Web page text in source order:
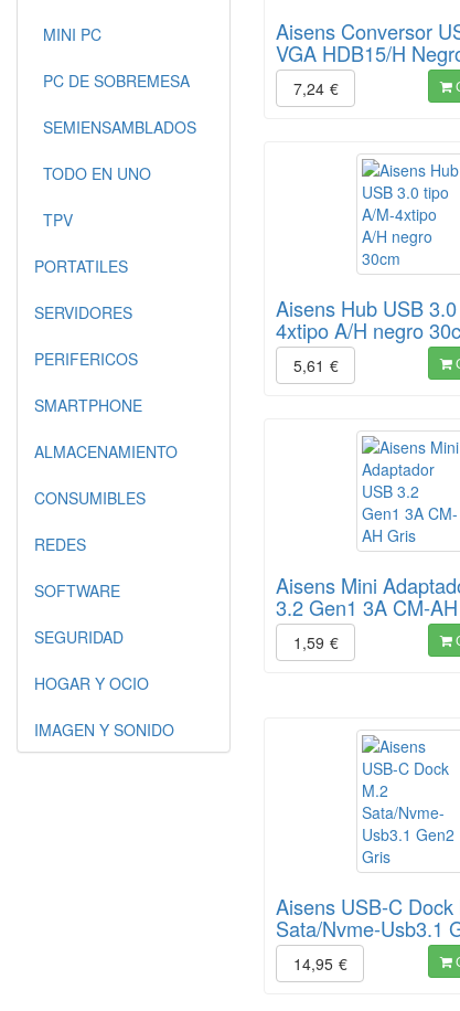
Aisens Conversor
VGA HDB15/H
7,24 €
Aisens Hub USB
4xtipo A/H negro
5,61 €
Aisens Mini
3.2 Gen1 3A CM-
1,59 €
Aisens USB-C Dock
Sata/Nvme-Usb3.1
14,95 €
MINI PC
PC DE SOBREMESA
SEMIENSAMBLADOS
TODO EN UNO
TPV
PORTATILES
SERVIDORES
PERIFERICOS
SMARTPHONE
ALMACENAMIENTO
CONSUMIBLES
REDES
SOFTWARE
SEGURIDAD
HOGAR Y OCIO
IMAGEN Y SONIDO